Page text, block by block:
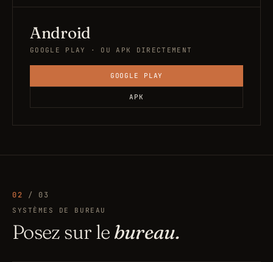
Android
GOOGLE PLAY · OU APK DIRECTEMENT
GOOGLE PLAY
APK
02 / 03
SYSTÈMES DE BUREAU
Posez sur le bureau.